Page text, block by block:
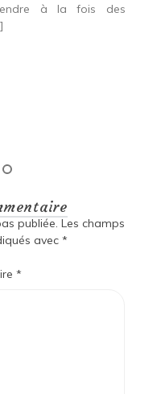
à la fois des
publiée. Les champs
avec *
*